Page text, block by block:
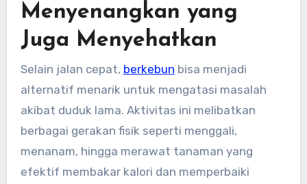
Menyenangkan yang
Juga Menyehatkan
Selain jalan cepat, berkebun bisa menjadi
alternatif menarik untuk mengatasi masalah
akibat duduk lama. Aktivitas ini melibatkan
berbagai gerakan fisik seperti menggali,
menanam, hingga merawat tanaman yang
efektif membakar kalori dan memperbaiki